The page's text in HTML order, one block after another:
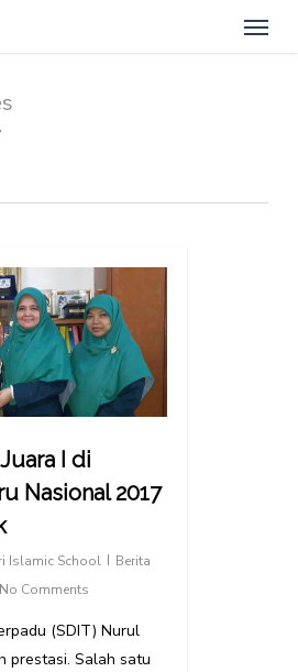
Menu
I di
Nasional 2017
Islamic School
Berita
No Comments
(SDIT) Nurul
prestasi. Salah satu